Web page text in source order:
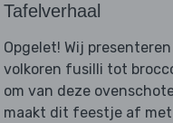
Tafelverhaal
Opgelet! Wij
volkoren fusilli tot
om van deze
maakt dit feestje af met